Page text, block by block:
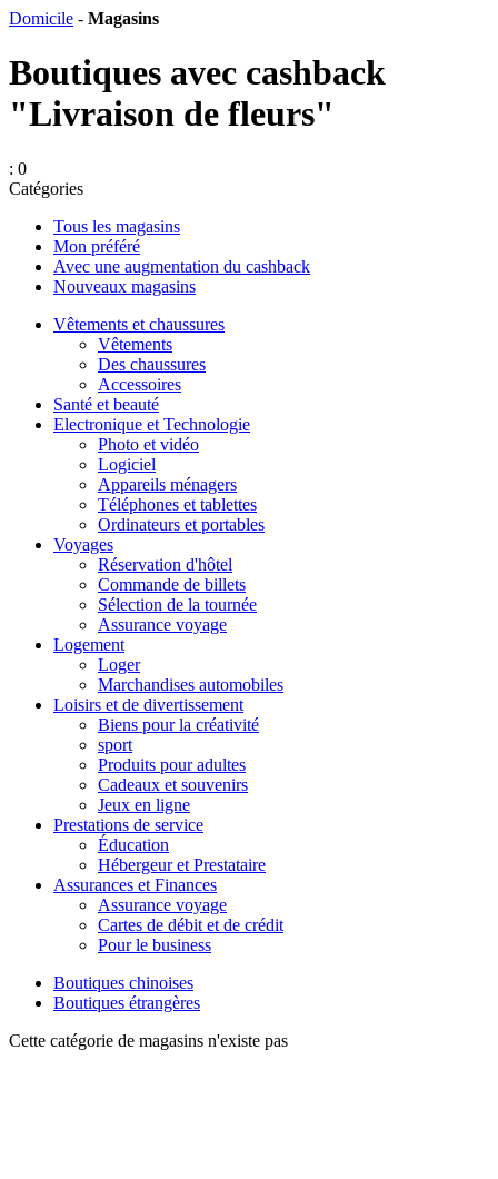
Domicile - Magasins
Boutiques avec cashback
"Livraison de fleurs"
: 0
Catégories
Tous les magasins
Mon préféré
Avec une augmentation du cashback
Nouveaux magasins
Vêtements et chaussures
Vêtements
Des chaussures
Accessoires
Santé et beauté
Electronique et Technologie
Photo et vidéo
Logiciel
Appareils ménagers
Téléphones et tablettes
Ordinateurs et portables
Voyages
Réservation d'hôtel
Commande de billets
Sélection de la tournée
Assurance voyage
Logement
Loger
Marchandises automobiles
Loisirs et de divertissement
Biens pour la créativité
sport
Produits pour adultes
Cadeaux et souvenirs
Jeux en ligne
Prestations de service
Éducation
Hébergeur et Prestataire
Assurances et Finances
Assurance voyage
Cartes de débit et de crédit
Pour le business
Boutiques chinoises
Boutiques étrangères
Cette catégorie de magasins n'existe pas